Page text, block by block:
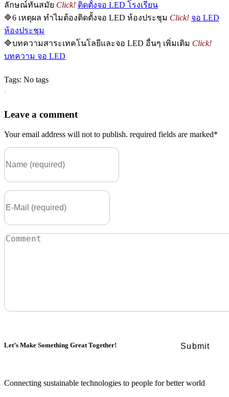
ลักษณ์ทันสมัย Click! ติดตั้งจอ LED โรงเรียน
🔷6 เหตุผล ทำไมต้องติดตั้งจอ LED ห้องประชุม Click! จอ LED
ห้องประชุม
🔷บทความสาระเทคโนโลยีและจอ LED อื่นๆ เพิ่มเติม Click!
บทความ จอ LED
Tags: No tags
Leave a comment
Your email address will not to publish. required fields are marked*
Let’s Make Something Great Together!
Connecting sustainable technologies to people for better world